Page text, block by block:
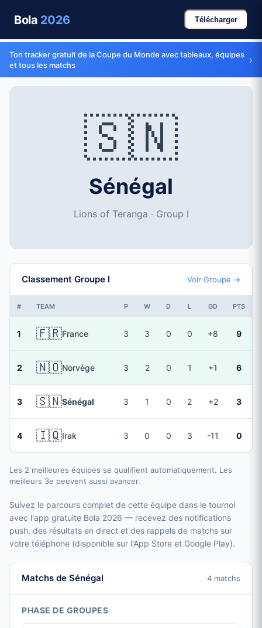
Bola 2026 Télécharger
Ton tracker gratuit de la Coupe du Monde avec tableaux, équipes
et tous les matchs
›
🇸🇳
Sénégal
Lions of Teranga · Group I
Classement Groupe I Voir Groupe →
# TEAM P W D L GD PTS
1 🇫🇷France 3 3 0 0 +8 9
2 🇳🇴Norvège 3 2 0 1 +1 6
3 🇸🇳Sénégal 3 1 0 2 +2 3
4 🇮🇶Irak 3 0 0 3 -11 0
Les 2 meilleures équipes se qualifient automatiquement. Les
meilleurs 3e peuvent aussi avancer.
Suivez le parcours complet de cette équipe dans le tournoi
avec l'app gratuite Bola 2026 — recevez des notifications
push, des résultats en direct et des rappels de matchs sur
votre téléphone (disponible sur l'App Store et Google Play).
Matchs de Sénégal 4 matchs
PHASE DE GROUPES